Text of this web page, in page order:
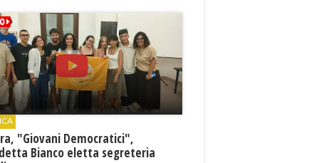
"Giovani Democratici",
Bianco eletta segreteria